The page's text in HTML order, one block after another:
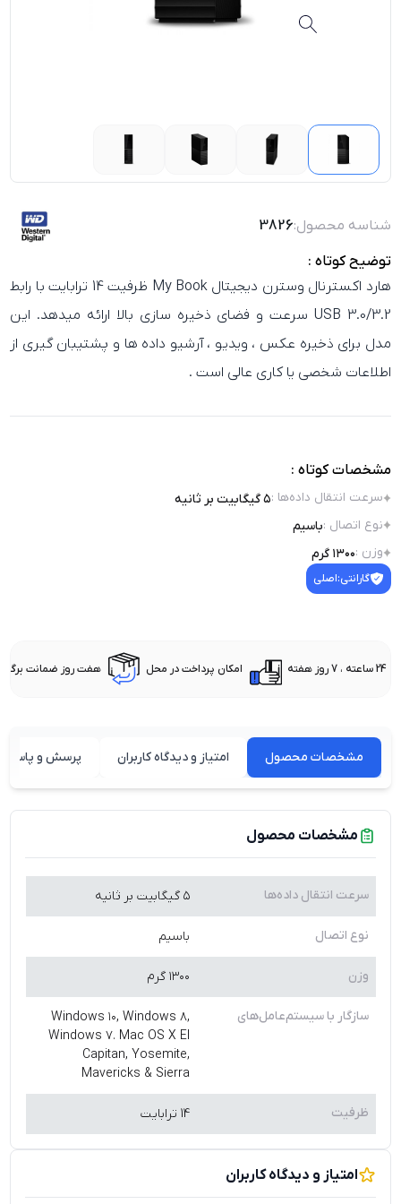
شناسه محصول:3826
توضیح کوتاه :
هارد اکسترنال وسترن دیجیتال My Book ظرفیت 14 ترابایت با رابط
USB 3.0/3.2 سرعت و فضای ذخیره‌ سازی بالا ارائه میدهد. این
مدل برای ذخیره عکس ، ویدیو ، آرشیو داده‌ ها و پشتیبان‌ گیری از
اطلاعات شخصی یا کاری عالی است .
مشخصات کوتاه :
سرعت انتقال داده‌ها :۵ گیگابیت بر ثانیه
نوع اتصال :باسیم
وزن :۱۳۰۰ گرم
گارانتی:اصلی
24 ساعته ، 7 روز هفته امکان پرداخت در محل هفت روز ضمانت
مشخصات محصول امتیاز و دیدگاه کاربران پرسش و پاسخ
مشخصات محصول
سرعت انتقال داده‌ها ۵ گیگابیت بر ثانیه
نوع اتصال باسیم
وزن ۱۳۰۰ گرم
سازگار با سیستم‌عامل‌های
Windows ۱۰, Windows ۸,
Windows ۷. Mac OS X El
Capitan, Yosemite,
Mavericks & Sierra
ظرفیت 14 ترابایت
امتیاز و دیدگاه کاربران